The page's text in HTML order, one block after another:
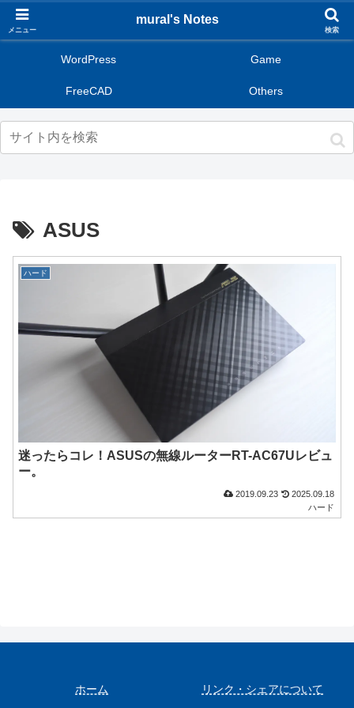
WordPress Game
FreeCAD Others
ASUS
ハード
迷ったらコレ！ASUSの無線ルーターRT-AC67Uレビュ
ー。
2019.09.23
2025.09.18
ハード
ホーム リンク・シェアについて
メニュー
mural's Notes
検索